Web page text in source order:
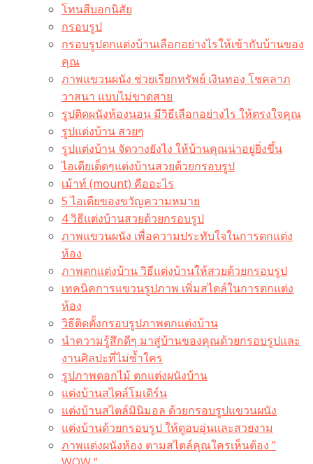
โทนสีบอกนิสัย
กรอบรูป
กรอบรูปตกแต่งบ้านเลือกอย่างไรให้เข้ากับบ้านของ
คุณ
ภาพแขวนผนัง ช่วยเรียกทรัพย์ เงินทอง โชคลาภ
วาสนา แบบไม่ขาดสาย
รูปติดผนังห้องนอน มีวิธีเลือกอย่างไร ให้ตรงใจคุณ
รูปแต่งบ้าน สวยๆ
รูปแต่งบ้าน จัดวางยังไง ให้บ้านคุณน่าอยู่ยิ่งขึ้น
ไอเดียเด็ดๆแต่งบ้านสวยด้วยกรอบรูป
เม้าท์ (mount) คืออะไร​
5 ไอเดียของขวัญความหมาย
4 วิธีแต่งบ้านสวยด้วยกรอบรูป
ภาพแขวนผนัง เพื่อความประทับใจในการตกแต่ง
ห้อง
ภาพตกแต่งบ้าน วิธีแต่งบ้านให้สวยด้วยกรอบรูป
เทคนิคการแขวนรูปภาพ เพิ่มสไตล์ในการตกแต่ง
ห้อง
วิธีติดตั้งกรอบรูปภาพตกแต่งบ้าน
นำความรู้สึกดีๆ มาสู่บ้านของคุณด้วยกรอบรูปและ
งานศิลปะที่ไม่ซ้ำใคร
รูปภาพดอกไม้ ตกแต่งผนังบ้าน
แต่งบ้านสไตล์โมเดิร์น
แต่งบ้านสไตล์มินิมอล ด้วยกรอบรูปแขวนผนัง
แต่งบ้านด้วยกรอบรูป ให้ดูอบอุ่นและสวยงาม
ภาพแต่งผนังห้อง ตามสไตล์คุณใครเห็นต้อง ”